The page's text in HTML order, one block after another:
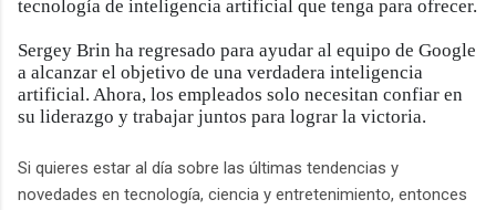
tecnología de inteligencia artificial que tenga para ofrecer.
Sergey Brin ha regresado para ayudar al equipo de Google
a alcanzar el objetivo de una verdadera inteligencia
artificial. Ahora, los empleados solo necesitan confiar en
su liderazgo y trabajar juntos para lograr la victoria.
Si quieres estar al día sobre las últimas tendencias y
novedades en tecnología, ciencia y entretenimiento, entonces